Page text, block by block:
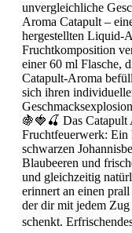
unvergleichliche
Aroma Catapult –
hergestellten Liquid-
Fruchtkomposition
einer 60 ml Flasche,
Catapult-Aroma
sich ihren
🍇🍓🍒 Das Catapult
Fruchtfeuerwerk: Ein
schwarzen
Blaubeeren und
und gleichzeitig
erinnert an einen
der dir mit jedem
schenkt.